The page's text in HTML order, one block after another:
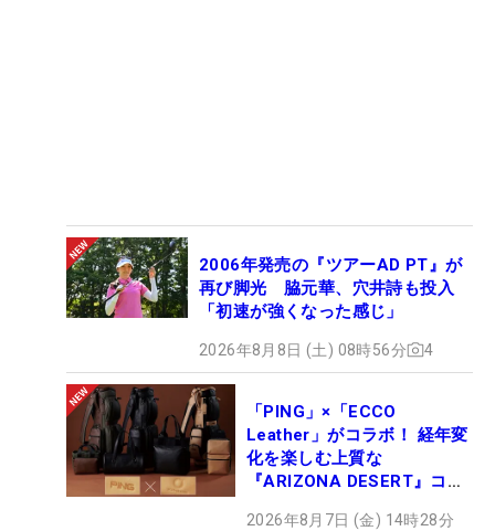
2006年発売の『ツアーAD PT』が
再び脚光 脇元華、穴井詩も投入
「初速が強くなった感じ」
2026年8月8日 (土) 08時56分 4
「PING」×「ECCO
Leather」がコラボ！ 経年変
化を楽しむ上質な
『ARIZONA DESERT』コレ
2026年8月7日 (金) 14時28分